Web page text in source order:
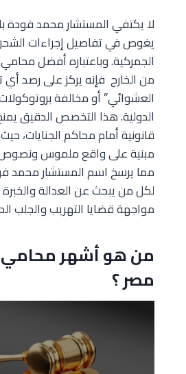
لا يكتفي المستشار محمد فودة
يغوص في تفاصيل إجراءات الشحن
الجمركية. وباعتباره أفضل
من الخارج فإنه يركز على رصد أي
العشوائي” أو مخالفة
الدولية. هذا التخصص الدقيق
قانونية أمام محاكم الجنايات،
مبنية على واقع ملموس ونصوص
مما يرسخ اسم المستشار محمد
لكل من يبحث عن العدالة
مواجهة قضايا التهريب والجلب
من هو أشهر
مصر ؟